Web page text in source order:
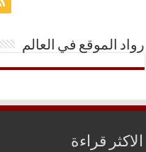
رواد الموقع في العالم
الاكثر قراءة